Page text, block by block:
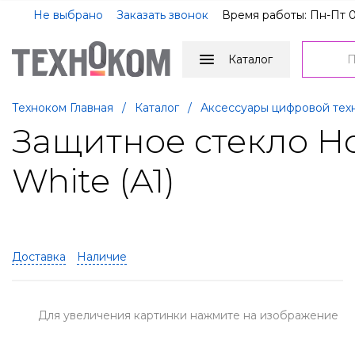
Не выбрано Заказать звонок Время работы: Пн-Пт
Каталог
Техноком Главная / Каталог / Аксессуары цифровой
Защитное стекло
White (A1)
Доставка Наличие
Для увеличения картинки нажмите на изображение